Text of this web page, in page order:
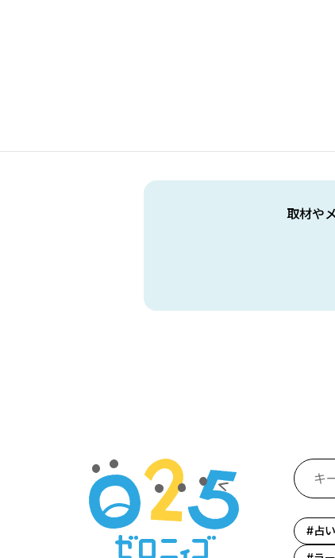
取材や
占い